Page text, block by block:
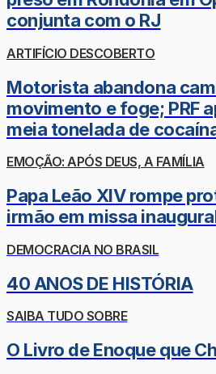
conjunta com o RJ
ARTIFÍCIO DESCOBERTO
Motorista abandona
movimento e foge; PRF
meia tonelada de
EMOÇÃO: APÓS DEUS, A FAMÍLIA
Papa Leão XIV rompe
irmão em missa
DEMOCRACIA NO BRASIL
40 ANOS DE HISTÓRIA
SAIBA TUDO SOBRE
O Livro de Enoque que